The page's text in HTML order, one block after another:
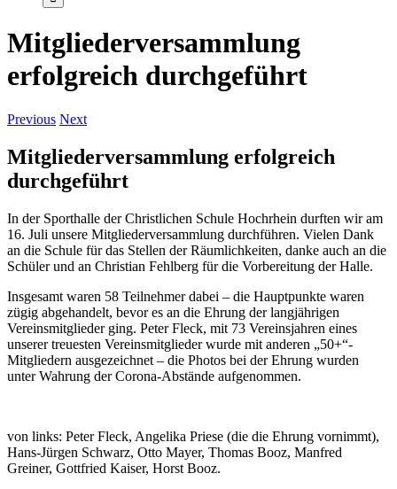
Mitgliederversammlung
erfolgreich durchgeführt
Previous Next
Mitgliederversammlung erfolgreich
durchgeführt
In der Sporthalle der Christlichen Schule Hochrhein durften wir am
16. Juli unsere Mitgliederversammlung durchführen. Vielen Dank
an die Schule für das Stellen der Räumlichkeiten, danke auch an die
Schüler und an Christian Fehlberg für die Vorbereitung der Halle.
Insgesamt waren 58 Teilnehmer dabei – die Hauptpunkte waren
zügig abgehandelt, bevor es an die Ehrung der langjährigen
Vereinsmitglieder ging. Peter Fleck, mit 73 Vereinsjahren eines
unserer treuesten Vereinsmitglieder wurde mit anderen „50+“-
Mitgliedern ausgezeichnet – die Photos bei der Ehrung wurden
unter Wahrung der Corona-Abstände aufgenommen.
von links: Peter Fleck, Angelika Priese (die die Ehrung vornimmt),
Hans-Jürgen Schwarz, Otto Mayer, Thomas Booz, Manfred
Greiner, Gottfried Kaiser, Horst Booz.